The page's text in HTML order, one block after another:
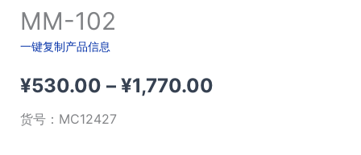
MM-102
一键复制产品信息
¥530.00 – ¥1,770.00价
货号： MC12427